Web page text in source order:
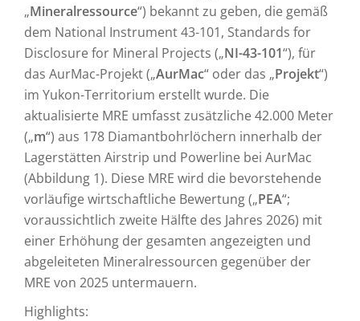
„Mineralressource“) bekannt zu geben, die gemäß
dem National Instrument 43-101, Standards for
Disclosure for Mineral Projects („NI-43-101“), für
das AurMac-Projekt („AurMac“ oder das „Projekt“)
im Yukon-Territorium erstellt wurde. Die
aktualisierte MRE umfasst zusätzliche 42.000 Meter
(„m“) aus 178 Diamantbohrlöchern innerhalb der
Lagerstätten Airstrip und Powerline bei AurMac
(Abbildung 1). Diese MRE wird die bevorstehende
vorläufige wirtschaftliche Bewertung („PEA“;
voraussichtlich zweite Hälfte des Jahres 2026) mit
einer Erhöhung der gesamten angezeigten und
abgeleiteten Mineralressourcen gegenüber der
MRE von 2025 untermauern.
Highlights: